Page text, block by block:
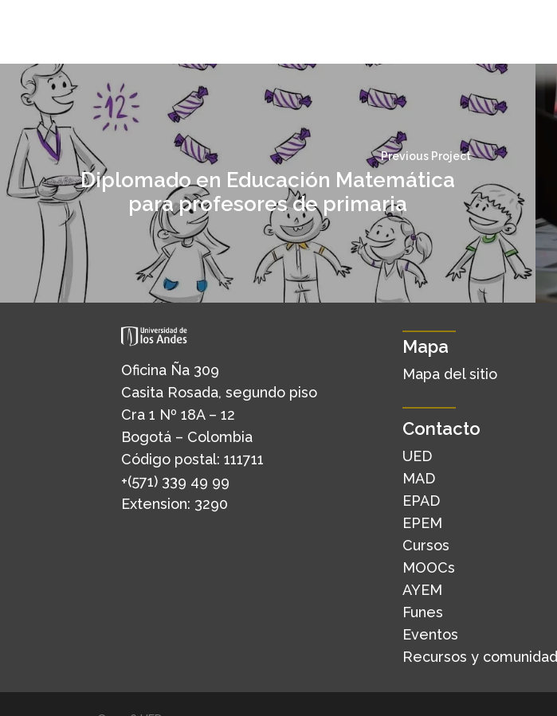
Previous Project
Diplomado en Educación Matemática
para profesores de primaria
Oficina Ña 309
Casita Rosada, segundo piso
Cra 1 Nº 18A – 12
Bogotá – Colombia
Código postal: 111711
+(571) 339 49 99
Extension: 3290
Mapa
Mapa del sitio
Contacto
UED
MAD
EPAD
EPEM
Cursos
MOOCs
AYEM
Funes
Eventos
Recursos y comunidad